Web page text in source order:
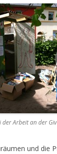
der Arbeit an der
und die